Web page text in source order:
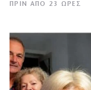
ΠΡΙΝ ΑΠΌ 23 ΏΡΕΣ